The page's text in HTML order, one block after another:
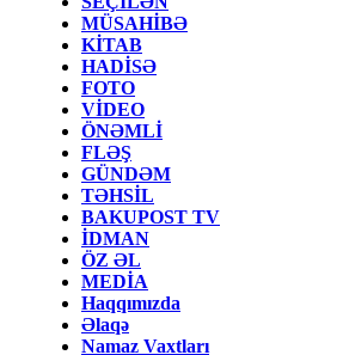
MÜSAHİBƏ
KİTAB
HADİSƏ
FOTO
VİDEO
ÖNƏMLİ
FLƏŞ
GÜNDƏM
TƏHSİL
BAKUPOST TV
İDMAN
ÖZ ƏL
MEDİA
Haqqımızda
Əlaqə
Namaz Vaxtları